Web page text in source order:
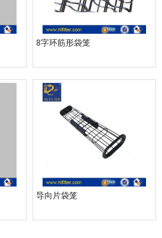
8字环筋形袋笼
导向片袋笼